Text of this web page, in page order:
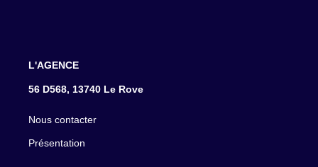
L'AGENCE
56 D568, 13740 Le Rove
Nous contacter
Présentation